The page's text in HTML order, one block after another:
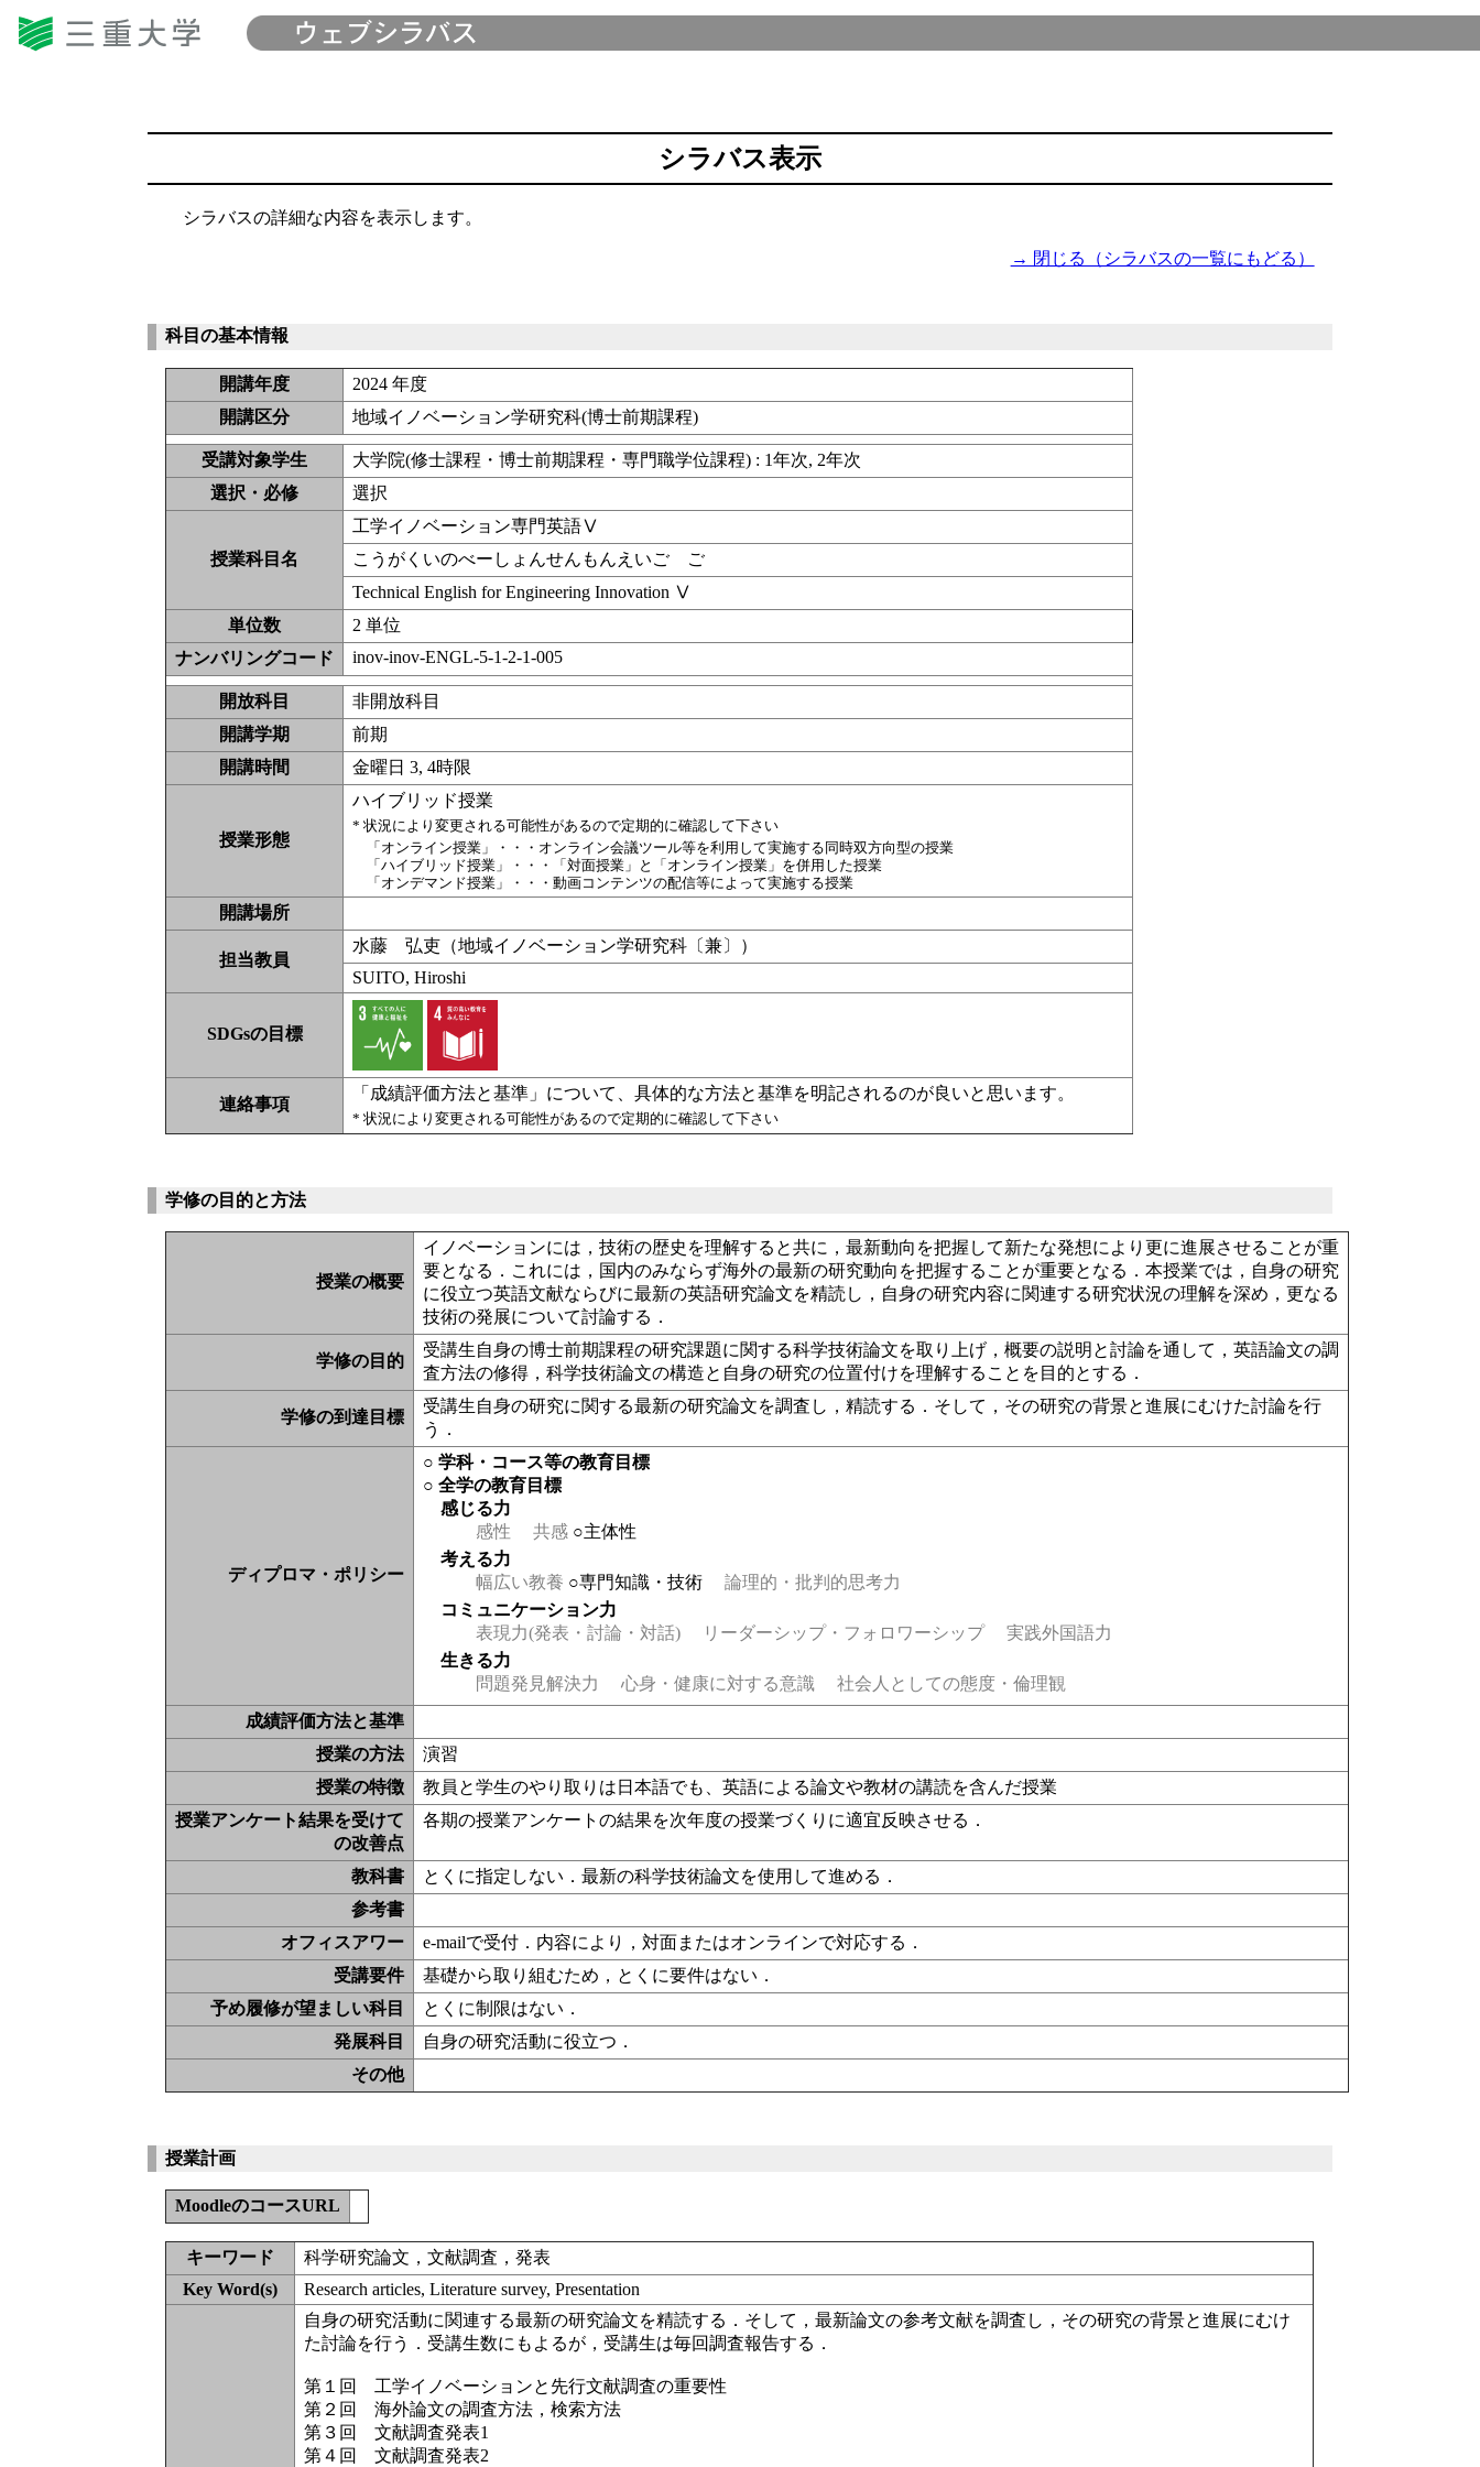
シラバス表示
シラバスの詳細な内容を表示します。
→ 閉じる（シラバスの一覧にもどる）
科目の基本情報
開講年度
2024 年度
開講区分
地域イノベーション学研究科(博士前期課程)
受講対象学生
大学院(修士課程・博士前期課程・専門職学位課程) : 1年次, 2年次
選択・必修
選択
授業科目名
工学イノベーション専門英語Ⅴ
こうがくいのべーしょんせんもんえいご ご
Technical English for Engineering Innovation Ⅴ
単位数
2 単位
ナンバリングコード
inov-inov-ENGL-5-1-2-1-005
開放科目
非開放科目
開講学期
前期
開講時間
金曜日 3, 4時限
授業形態
ハイブリッド授業
* 状況により変更される可能性があるので定期的に確認して下さい
「オンライン授業」・・・オンライン会議ツール等を利用して実施する同時双方向型の授業
「ハイブリッド授業」・・・「対面授業」と「オンライン授業」を併用した授業
「オンデマンド授業」・・・動画コンテンツの配信等によって実施する授業
開講場所
担当教員
水藤 弘吏（地域イノベーション学研究科〔兼〕）
SUITO, Hiroshi
SDGsの目標
連絡事項
「成績評価方法と基準」について、具体的な方法と基準を明記されるのが良いと思います。
* 状況により変更される可能性があるので定期的に確認して下さい
学修の目的と方法
授業の概要
イノベーションには，技術の歴史を理解すると共に，最新動向を把握して新たな発想により更に進展させることが重
要となる．これには，国内のみならず海外の最新の研究動向を把握することが重要となる．本授業では，自身の研究
に役立つ英語文献ならびに最新の英語研究論文を精読し，自身の研究内容に関連する研究状況の理解を深め，更なる
技術の発展について討論する．
学修の目的
受講生自身の博士前期課程の研究課題に関する科学技術論文を取り上げ，概要の説明と討論を通して，英語論文の調
査方法の修得，科学技術論文の構造と自身の研究の位置付けを理解することを目的とする．
学修の到達目標
受講生自身の研究に関する最新の研究論文を調査し，精読する．そして，その研究の背景と進展にむけた討論を行
う．
ディプロマ・ポリシー
○ 学科・コース等の教育目標
○ 全学の教育目標
感じる力
感性
共感 ○主体性
考える力
幅広い教養 ○専門知識・技術
論理的・批判的思考力
コミュニケーション力
表現力(発表・討論・対話)
リーダーシップ・フォロワーシップ
実践外国語力
生きる力
問題発見解決力
心身・健康に対する意識
社会人としての態度・倫理観
成績評価方法と基準
授業の方法
演習
授業の特徴
教員と学生のやり取りは日本語でも、英語による論文や教材の講読を含んだ授業
授業アンケート結果を受けて
の改善点
各期の授業アンケートの結果を次年度の授業づくりに適宜反映させる．
教科書
とくに指定しない．最新の科学技術論文を使用して進める．
参考書
オフィスアワー
e-mailで受付．内容により，対面またはオンラインで対応する．
受講要件
基礎から取り組むため，とくに要件はない．
予め履修が望ましい科目
とくに制限はない．
発展科目
自身の研究活動に役立つ．
その他
授業計画
MoodleのコースURL
キーワード
科学研究論文，文献調査，発表
Key Word(s)
Research articles, Literature survey, Presentation
自身の研究活動に関連する最新の研究論文を精読する．そして，最新論文の参考文献を調査し，その研究の背景と進展にむけ
た討論を行う．受講生数にもよるが，受講生は毎回調査報告する．
第１回 工学イノベーションと先行文献調査の重要性
第２回 海外論文の調査方法，検索方法
第３回 文献調査発表1
第４回 文献調査発表2